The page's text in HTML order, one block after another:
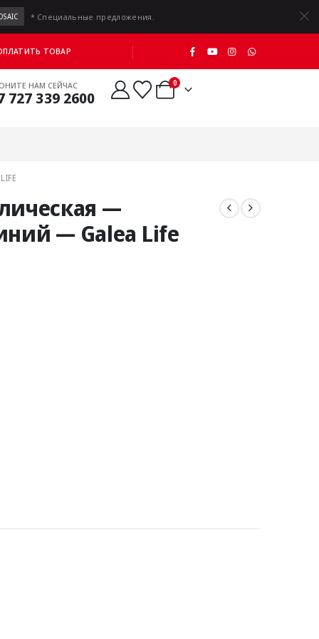
* Специальные предложения.
ТОВАР
НАМ СЕЙЧАС
727 339 2600
0
—
— Galea Life